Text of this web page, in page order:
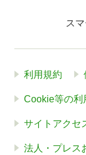
ス
利用規約
Cookie等の利
サイトアクセ
法人・プレス